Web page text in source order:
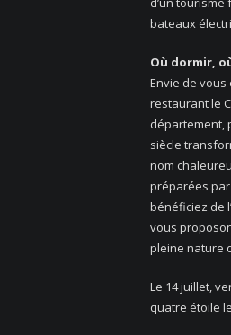
bateaux
Où dormir,
Envie de
restaurant le
département,
siècle
nom
préparées par
bénéficiez de
vous
pleine nature
Le 14 juillet,
quatre étoile